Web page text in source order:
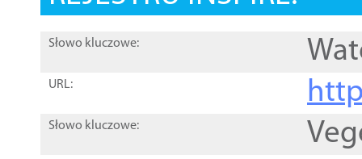
Słowo kluczowe:
URL:
Słowo kluczowe: